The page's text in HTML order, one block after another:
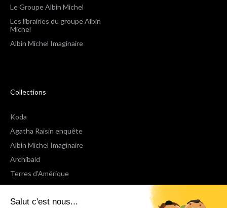
Salut c'est nous...
Le Groupe Albin Michel
Les librairies du groupe Albin
Michel
Albin Michel Imaginaire
Collections
Koda
Agatha Raisin enquête
Albin Michel Imaginaire
Archibald
Terres d'Amérique
Espaces Libres Poche
NOX